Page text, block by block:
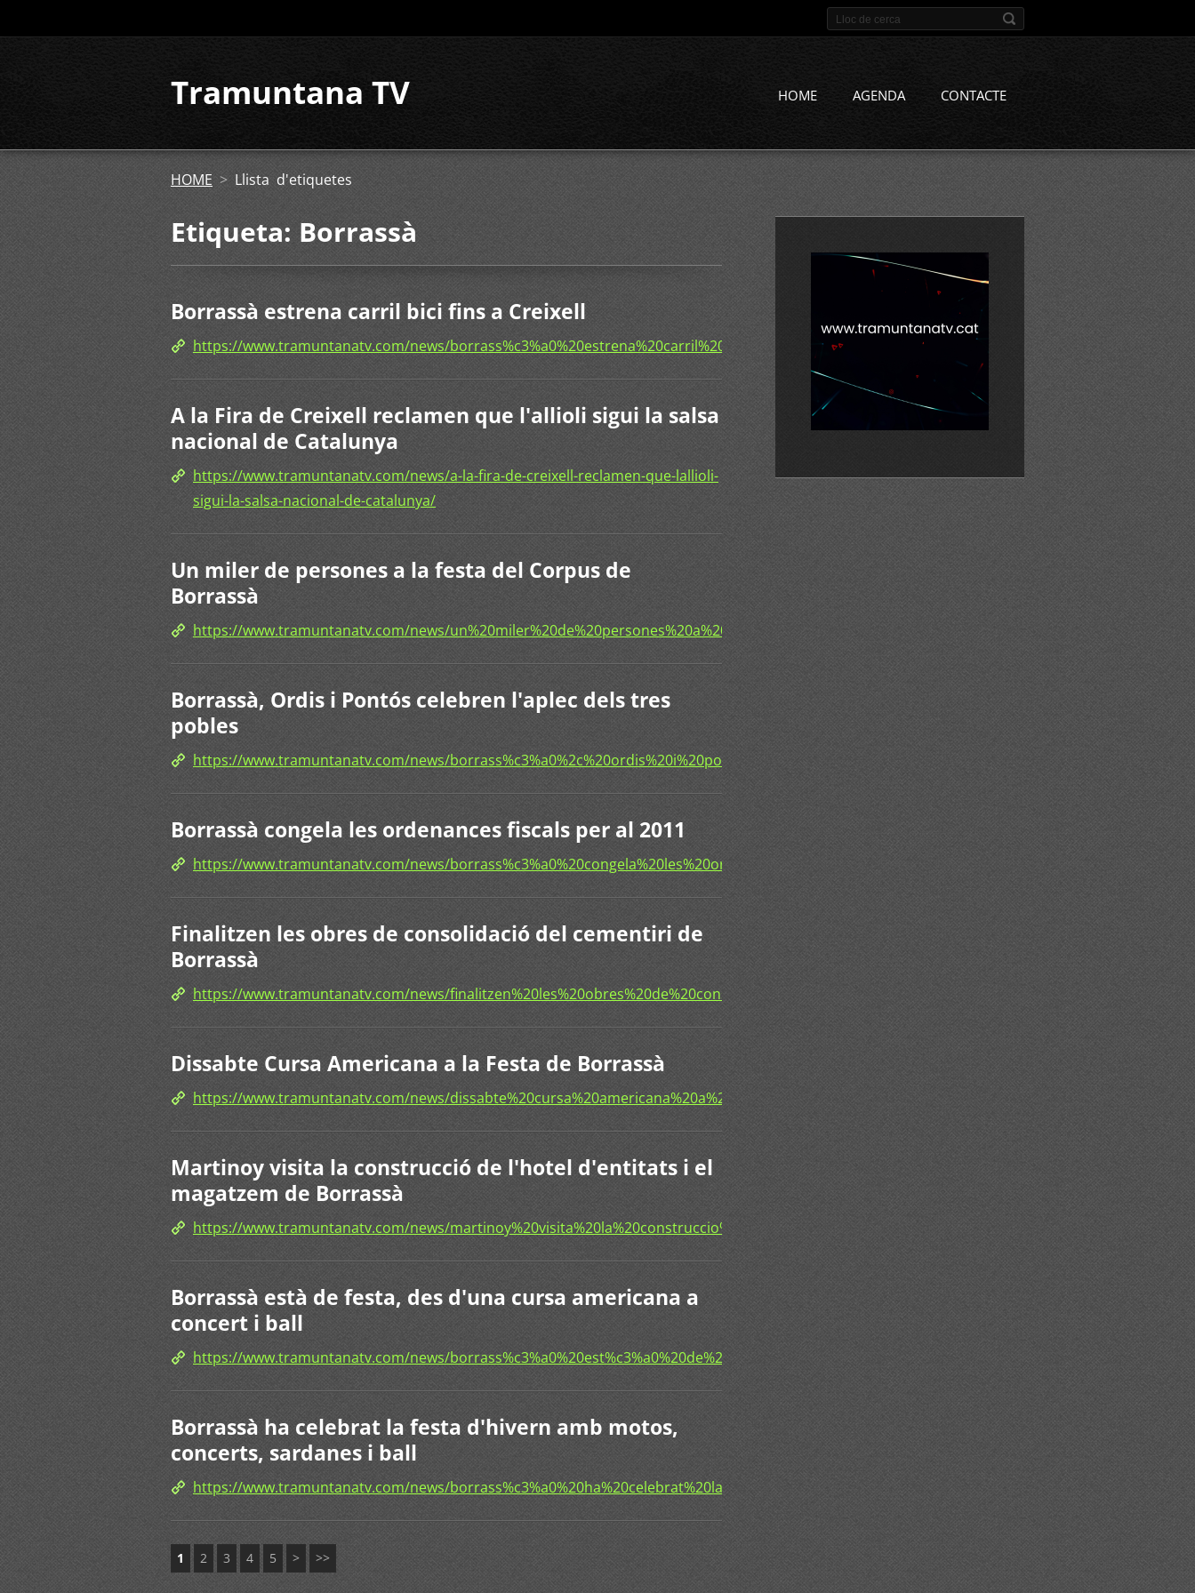
Tramuntana TV HOME AGENDA CONTACTE
HOME > Llista d'etiquetes
Etiqueta: Borrassà
Borrassà estrena carril bici fins a Creixell
https://www.tramuntanatv.com/news/borrass%c3%a0%20estrena%20carril%20bici%20fins%20a%20creixell/
A la Fira de Creixell reclamen que l'allioli sigui la salsa
nacional de Catalunya
https://www.tramuntanatv.com/news/a-la-fira-de-creixell-reclamen-que-lallioli-
sigui-la-salsa-nacional-de-catalunya/
Un miler de persones a la festa del Corpus de
Borrassà
https://www.tramuntanatv.com/news/un%20miler%20de%20persones%20a%20la%20festa%20del%20corpus%20de%20borrass%c3%a0/
Borrassà, Ordis i Pontós celebren l'aplec dels tres
pobles
https://www.tramuntanatv.com/news/borrass%c3%a0%2c%20ordis%20i%20pontos%20celebren%20l%27aplec%20dels%20tres%20pobles/
Borrassà congela les ordenances fiscals per al 2011
https://www.tramuntanatv.com/news/borrass%c3%a0%20congela%20les%20ordenances%20fiscal%20per%20al%202011/
Finalitzen les obres de consolidació del cementiri de
Borrassà
https://www.tramuntanatv.com/news/finalitzen%20les%20obres%20de%20consolidacio%20del%20cementiri%20de%20borrass%c3%a0/
Dissabte Cursa Americana a la Festa de Borrassà
https://www.tramuntanatv.com/news/dissabte%20cursa%20americana%20a%20la%20festa%20de%20borrass%c3%a0/
Martinoy visita la construcció de l'hotel d'entitats i el
magatzem de Borrassà
https://www.tramuntanatv.com/news/
Borrassà està de festa, des d'una cursa americana a
concert i ball
https://www.tramuntanatv.com/news/
Borrassà ha celebrat la festa d'hivern amb motos,
concerts, sardanes i ball
https://www.tramuntanatv.com/news/
1 2 3 4 5 > >>